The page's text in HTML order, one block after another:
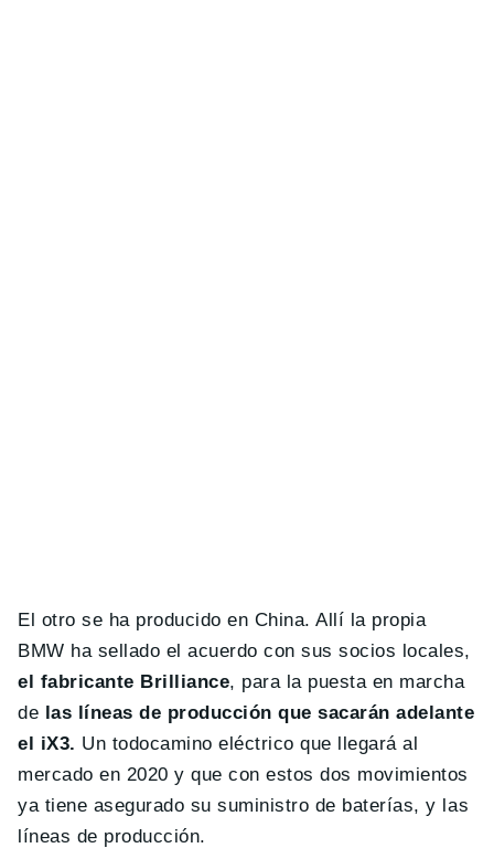
El otro se ha producido en China. Allí la propia
BMW ha sellado el acuerdo con sus socios locales,
el fabricante Brilliance, para la puesta en marcha
de las líneas de producción que sacarán adelante
el iX3. Un todocamino eléctrico que llegará al
mercado en 2020 y que con estos dos movimientos
ya tiene asegurado su suministro de baterías, y las
líneas de producción.